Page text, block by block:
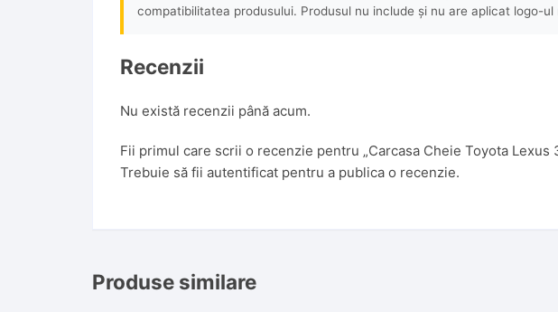
compatibilitatea produsului. Produsul nu include și nu are aplicat logo-ul
Recenzii
Nu există recenzii până acum.
Fii primul care scrii o recenzie pentru „Carcasa Cheie Toyota Lexus
Trebuie să fii autentificat pentru a publica o recenzie.
Produse similare